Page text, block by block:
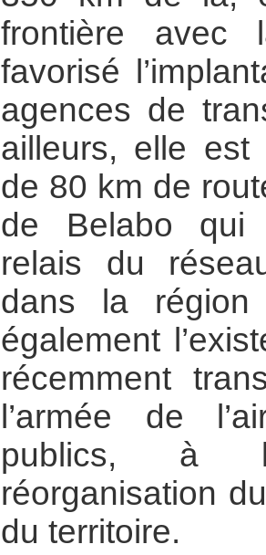
frontière
favorisé
agences de
ailleurs, elle
de 80 km de
de Belabo qui
relais du
dans la région
également
récemment
l’armée de
publics, à
réorganisation
du territoire.